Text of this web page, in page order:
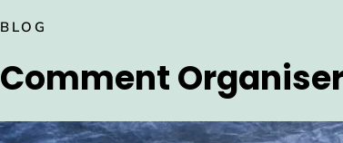
BLOG
Comment Organiser